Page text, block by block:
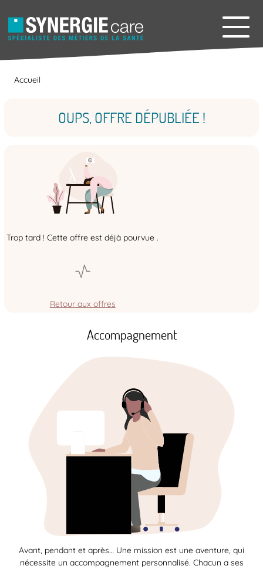
Accueil
OUPS, OFFRE DÉPUBLIÉE !
Trop tard ! Cette offre est déjà pourvue .
Retour aux offres
Accompagnement
Avant, pendant et après… Une mission est une aventure, qui
nécessite un accompagnement personnalisé. Chacun a ses